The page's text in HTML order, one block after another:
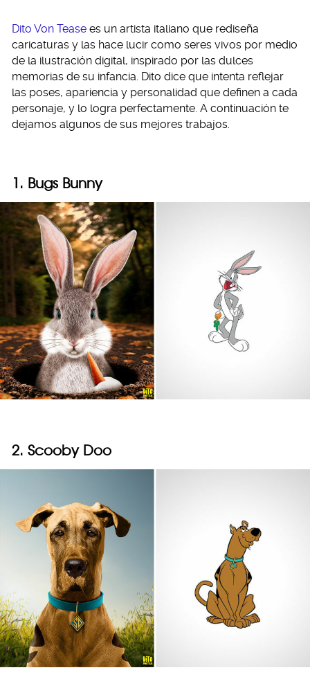
Dito Von Tease es un artista italiano que rediseña
caricaturas y las hace lucir como seres vivos por medio
de la ilustración digital, inspirado por las dulces
memorias de su infancia. Dito dice que intenta reflejar
las poses, apariencia y personalidad que definen a cada
personaje, y lo logra perfectamente. A continuación te
dejamos algunos de sus mejores trabajos.
1. Bugs Bunny
2. Scooby Doo